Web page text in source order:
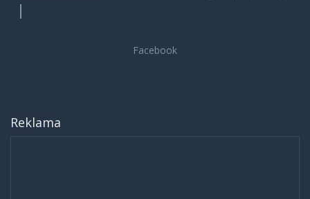
Reklama